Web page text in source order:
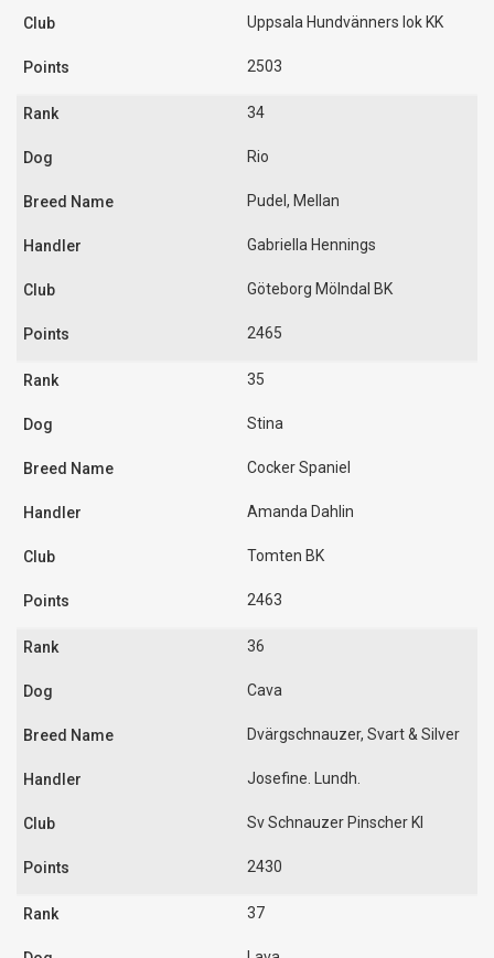
Uppsala Hundvänners lok KK
2503
34
Rio
Pudel, Mellan
Gabriella Hennings
Göteborg Mölndal BK
2465
35
Stina
Cocker Spaniel
Amanda Dahlin
Tomten BK
2463
36
Cava
Dvärgschnauzer, Svart & Silver
Josefine. Lundh.
Sv Schnauzer Pinscher Kl
2430
37